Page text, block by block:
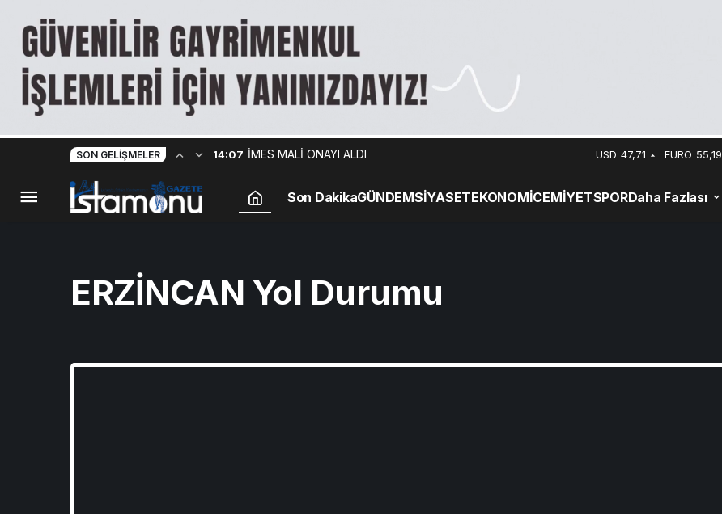
SON GELIŞMELER 14:07 İMES MALİ ONAYI ALDI USD 47,71 EURO 55,19
Son DakikaGÜNDEMSİYASETEKONOMİCEMİYETSPORDaha Fazlası
ERZİNCAN Yol Durumu